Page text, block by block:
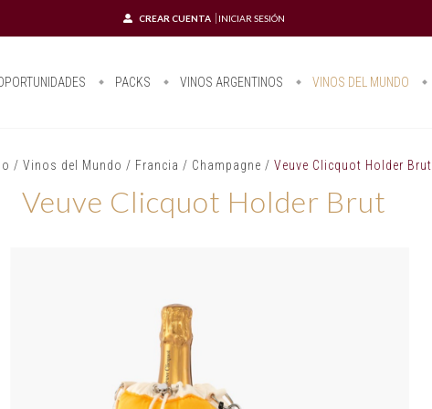
CREAR CUENTA INICIAR SESIÓN
PACKS VINOS ARGENTINOS VINOS DEL MUNDO
/ Vinos del Mundo / Francia / Champagne / Veuve Clicquot Holder Brut
Veuve Clicquot Holder Brut